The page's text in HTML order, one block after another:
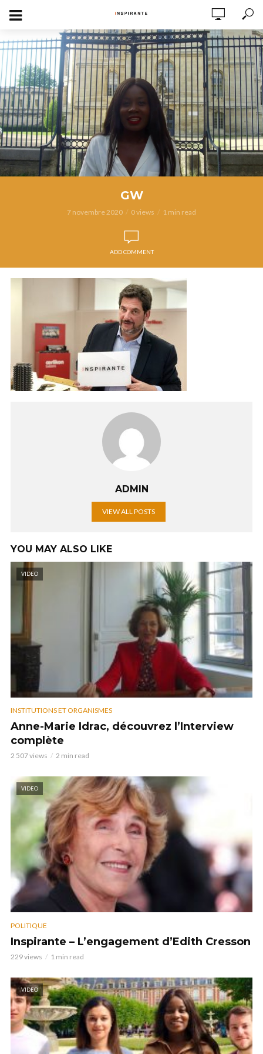
GW
7 novembre 2020 0 views 1 min read
ADD COMMENT
ADMIN
VIEW ALL POSTS
YOU MAY ALSO LIKE
VIDEO
INSTITUTIONS ET ORGANISMES
Anne-Marie Idrac, découvrez l’Interview
complète
2 507 views 2 min read
VIDEO
POLITIQUE
Inspirante – L’engagement d’Edith Cresson
229 views 1 min read
VIDEO